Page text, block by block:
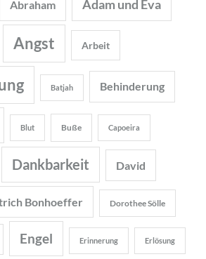
Abraham Adam und Eva
Angst Arbeit
Batjah Behinderung
Blut Buße Capoeira
Dankbarkeit David
Bonhoeffer Dorothee Sölle
Engel Erinnerung Erlösung